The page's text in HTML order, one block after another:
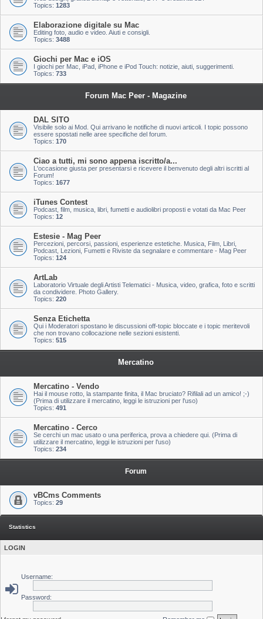
Topics: 1283
Elaborazione digitale su Mac
Editing foto, audio e video. Aiuti e consigli.
Topics: 3488
Giochi per Mac e iOS
I giochi per Mac, iPad, iPhone e iPod Touch: notizie, aiuti, suggerimenti.
Topics: 733
Forum Mac Peer - Magazine
DAL SITO
Visibile solo ai Mod. Qui arrivano le notifiche di nuovi articoli. I topic possono
essere spostati nelle aree specifiche del forum.
Topics: 170
Ciao a tutti, mi sono appena iscritto/a...
L'occasione giusta per presentarsi e ricevere il benvenuto degli altri iscritti al
Forum!
Topics: 1677
iTunes Contest
Podcast, film, musica, libri, fumetti e audiolibri proposti e votati da Mac Peer
Topics: 12
Estesie - Mag Peer
Percezioni, percorsi, passioni, esperienze estetiche. Musica, Film, Libri,
Podcast, Lezioni, Fumetti e Riviste da segnalare e commentare - Mag Peer
Topics: 124
ArtLab
Laboratorio Virtuale degli Artisti Telematici - Musica, video, grafica, foto e scritti
da condividere. Photo Gallery.
Topics: 220
Senza Etichetta
Qui i Moderatori spostano le discussioni off-topic bloccate e i topic meritevoli
che non trovano collocazione nelle sezioni esistenti.
Topics: 515
Mercatino
Mercatino - Vendo
Hai il mouse rotto, la stampante finita, il Mac bruciato? Rifilali ad un amico! ;-)
(Prima di utilizzare il mercatino, leggi le istruzioni per l'uso)
Topics: 491
Mercatino - Cerco
Se cerchi un mac usato o una periferica, prova a chiedere qui. (Prima di
utilizzare il mercatino, leggi le istruzioni per l'uso)
Topics: 234
Forum
vBCms Comments
Topics: 29
Statistics
LOGIN
Username:
Password: